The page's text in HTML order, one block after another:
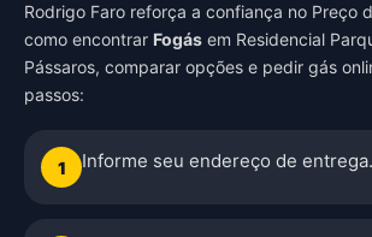
Rodrigo Faro reforça a confiança no Preço
como encontrar Fogás em Residencial
Pássaros, comparar opções e pedir gás
passos:
1 Informe seu endereço de entrega.